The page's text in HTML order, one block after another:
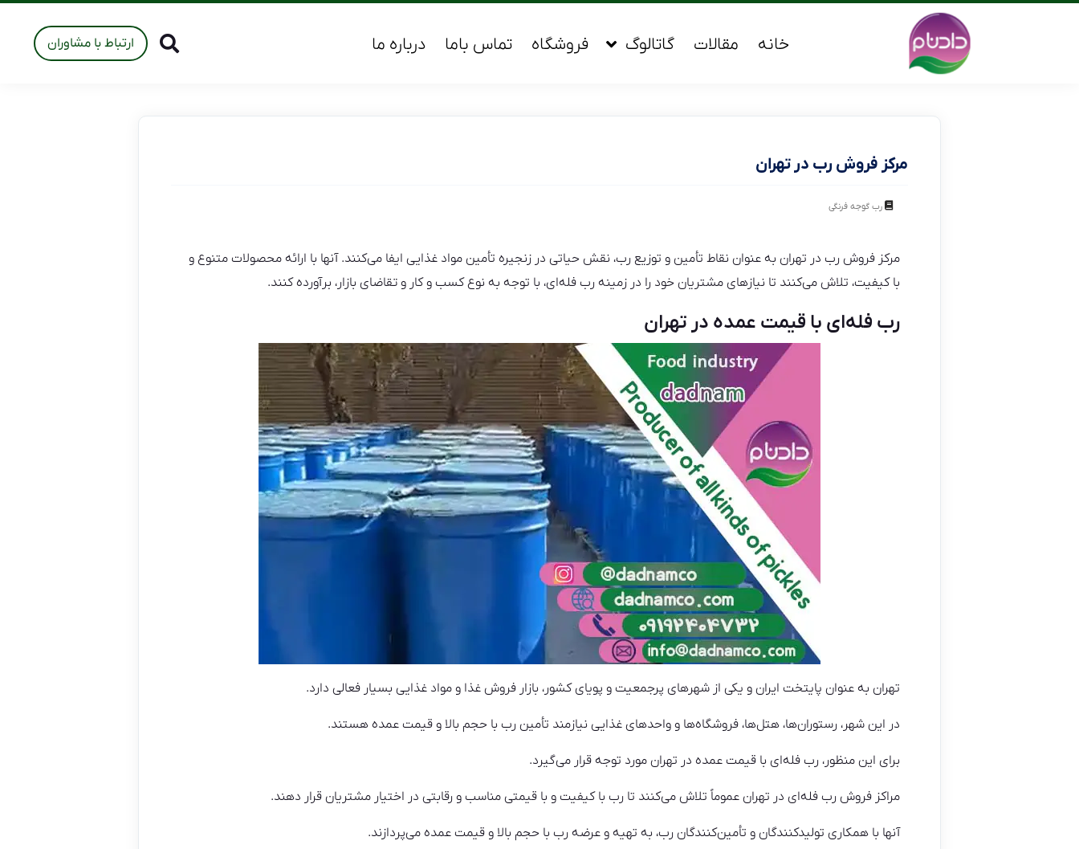
خانه مقالات گاتالوگ فروشگاه تماس باما درباره ما ارتباط با مشاوران
مرکز فروش رب در تهران
رب گوجه فرنگی
مرکز فروش رب در تهران به عنوان نقاط تأمین و توزیع رب، نقش حیاتی در زنجیره تأمین مواد غذایی ایفا می‌کنند. آنها با ارائه محصولات متنوع و
با کیفیت، تلاش می‌کنند تا نیازهای مشتریان خود را در زمینه رب فله‌ای، با توجه به نوع کسب و کار و تقاضای بازار، برآورده کنند.
رب فله‌ای با قیمت عمده در تهران
تهران به عنوان پایتخت ایران و یکی از شهرهای پرجمعیت و پویای کشور، بازار فروش غذا و مواد غذایی بسیار فعالی دارد.
در این شهر، رستوران‌ها، هتل‌ها، فروشگاه‌ها و واحدهای غذایی نیازمند تأمین رب با حجم بالا و قیمت عمده هستند.
برای این منظور، رب فله‌ای با قیمت عمده در تهران مورد توجه قرار می‌گیرد.
مراکز فروش رب فله‌ای در تهران عموماً تلاش می‌کنند تا رب با کیفیت و با قیمتی مناسب و رقابتی در اختیار مشتریان قرار دهند.
آنها با همکاری تولیدکنندگان و تأمین‌کنندگان رب، به تهیه و عرضه رب با حجم بالا و قیمت عمده می‌پردازند.